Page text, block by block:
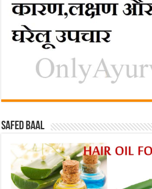
Safed baal